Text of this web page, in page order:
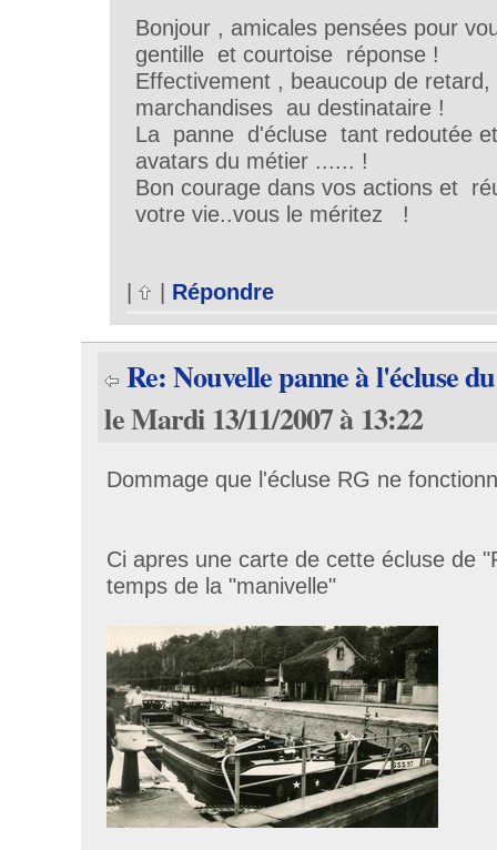
Bonjour , amicales pensées pour
gentille et courtoise réponse !
Effectivement , beaucoup de
marchandises au destinataire !
La panne d'écluse tant redoutée
avatars du métier ...... !
Bon courage dans vos actions et
votre vie..vous le méritez !
Répondre
Re: Nouvelle panne à l'écluse
le Mardi 13/11/2007 à 13:22
Dommage que l'écluse RG ne
Ci apres une carte de cette écluse de
temps de la "manivelle"